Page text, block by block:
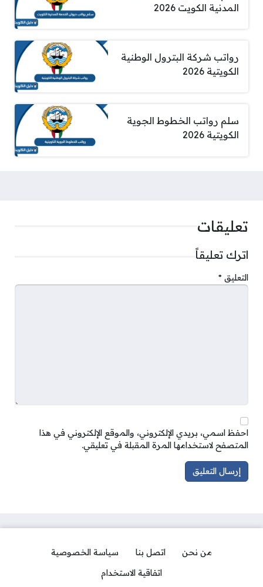
المدنية الكويت 2026
رواتب شركة البترول الوطنية
الكويتية 2026
سلم رواتب الخطوط الجوية
الكويتية 2026
تعليقات
اترك تعليقاً
التعليق *
احفظ اسمي، بريدي الإلكتروني، والموقع الإلكتروني في هذا
المتصفح لاستخدامها المرة المقبلة في تعليقي.
من نحن اتصل بنا
سياسة الخصوصية
اتفاقية الاستخدام